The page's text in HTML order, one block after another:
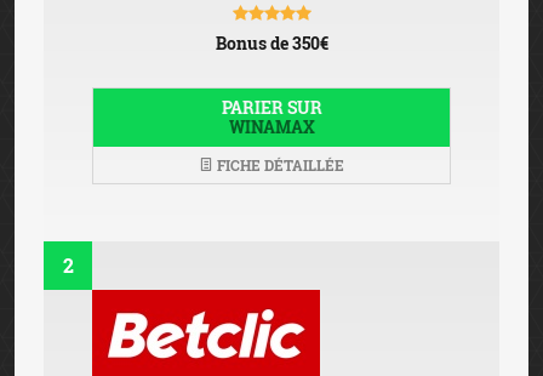
Bonus de 350€
PARIER SUR
WINAMAX
FICHE DÉTAILLÉE
2